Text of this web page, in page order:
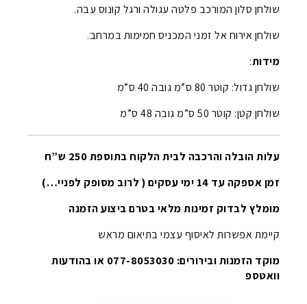
שולחן סלון המורכב פלטה עגולה ורגל קונוס עבה.
שולחן אירוח אל זמני המכניס חמימות במרחב.
מידות:
שולחן גדול: קוטר 80 ס”מ גובה 40 ס”מ
שולחן קטן: קוטר 50 ס”מ גובה 48 ס”מ
עלות הובלה והרכבה לבית הלקוח בתוספת 250 ש”ח
זמן אספקה עד 14 ימי עסקים ( לרוב מסופק לפניי…)
מומלץ לבדוק זמינות מלאי בטרם ביצוע הזמנה
קיימת אפשרות לאיסוף עצמי בתיאום מראש
מוקד הזמנות ובירורים: 077-8053030 או בהודעות
וואטספ